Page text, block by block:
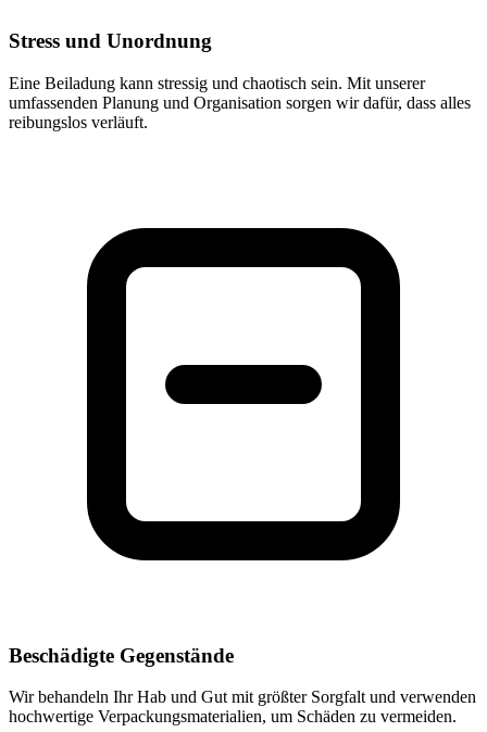
Stress und Unordnung
Eine Beiladung kann stressig und chaotisch sein. Mit unserer
umfassenden Planung und Organisation sorgen wir dafür, dass alles
reibungslos verläuft.
Beschädigte Gegenstände
Wir behandeln Ihr Hab und Gut mit größter Sorgfalt und verwenden
hochwertige Verpackungsmaterialien, um Schäden zu vermeiden.